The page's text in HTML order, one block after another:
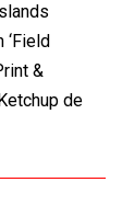
&
de